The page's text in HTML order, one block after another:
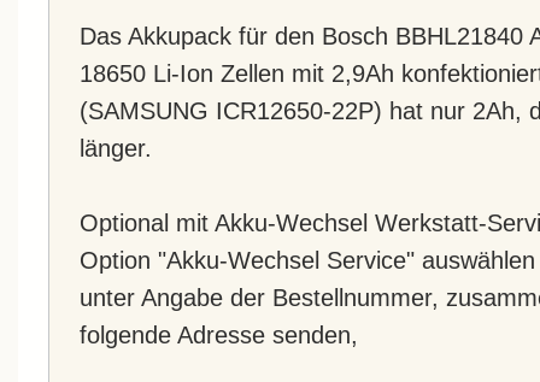
Das Akkupack für den Bosch BBHL21840
18650 Li-Ion Zellen mit 2,9Ah
(SAMSUNG ICR12650-22P) hat nur 2Ah,
länger.
Optional mit Akku-Wechsel Werkstatt-
Option "Akku-Wechsel Service"
unter Angabe der Bestellnummer,
folgende Adresse senden,